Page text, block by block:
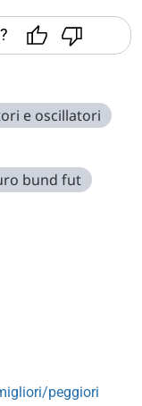
e oscillatori
bund fut
peggiori